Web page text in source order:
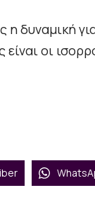
η δυναμική
οι